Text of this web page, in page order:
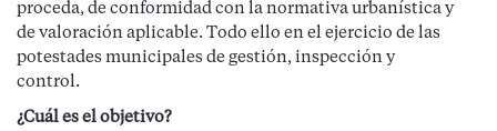
proceda, de conformidad con la normativa urbanística y
de valoración aplicable. Todo ello en el ejercicio de las
potestades municipales de gestión, inspección y
control.
¿Cuál es el objetivo?